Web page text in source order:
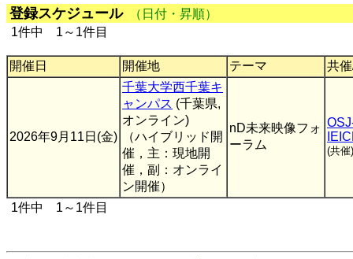
登録スケジュール
（日付・昇順）
1件中 1～1件目
開催日 開催地 テーマ 共
2026年9月11日(金)
千葉大学西千葉キ
ャンパス (千葉県,
オンライン)
（ハイブリッド開
催，主：現地開
催，副：オンライ
ン開催）
nD未来映像フォ
ーラム
(共催)
1件中 1～1件目